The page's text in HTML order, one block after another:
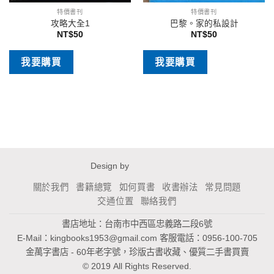
特價書刊
攻略大全1
NT$50
我要購買
特價書刊
巴黎。家的私設計
NT$50
我要購買
Design by
關於我們 書籍總覽 如何買書 收書辦法
常見問題
交通位置
聯絡我們
書店地址：台南市中西區忠義路二段6號
E-Mail： kingbooks1953@gmail.com 客服電話：0956-100-705
金萬字書店 - 60年老字號，珍版古書收藏、優質二手書買賣
© 2019 All Rights Reserved.